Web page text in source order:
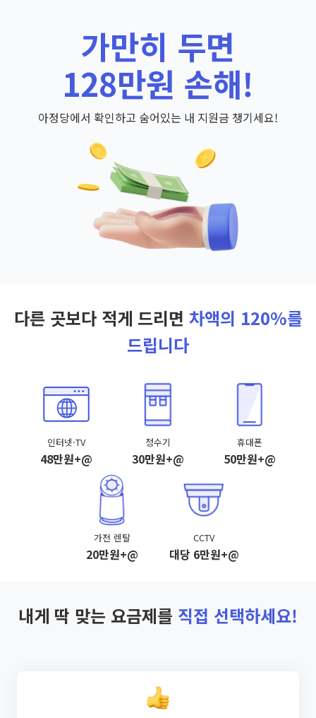
가만히 두면
128만원 손해!
아정당에서 확인하고 숨어있는 내 지원금 챙기세요!
다른 곳보다 적게 드리면 차액의 120%를
드립니다
인터넷·TV
48만원+@
정수기
30만원+@
휴대폰
50만원+@
가전 렌탈
20만원+@
CCTV
대당 6만원+@
내게 딱 맞는 요금제를 직접 선택하세요!